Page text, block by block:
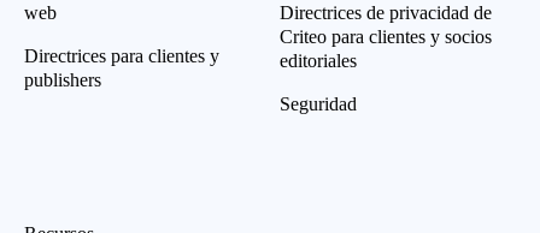
web
Directrices para clientes y
publishers
Directrices de privacidad de
Criteo para clientes y socios
editoriales
Seguridad